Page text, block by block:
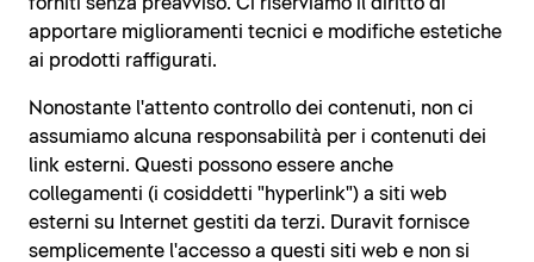
apportare miglioramenti tecnici e modifiche estetiche
ai prodotti raffigurati.
Nonostante l'attento controllo dei contenuti, non ci
assumiamo alcuna responsabilità per i contenuti dei
link esterni. Questi possono essere anche
collegamenti (i cosiddetti "hyperlink") a siti web
esterni su Internet gestiti da terzi. Duravit fornisce
semplicemente l'accesso a questi siti web e non si